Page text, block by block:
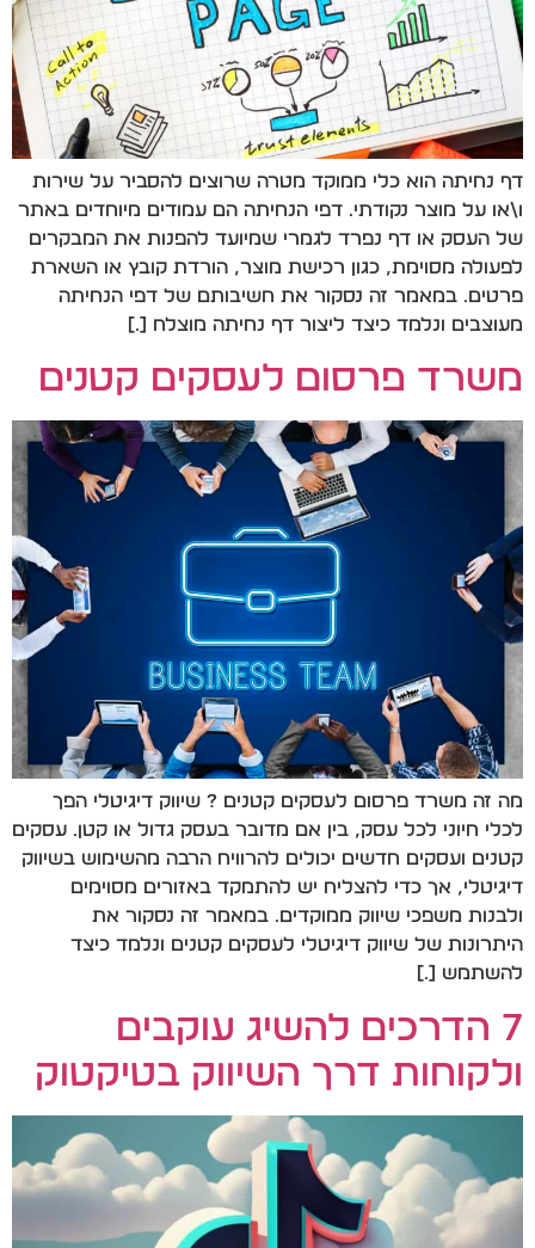
דף נחיתה הוא כלי ממוקד מטרה שרוצים להסביר על שירות
ו\או על מוצר נקודתי. דפי הנחיתה הם עמודים מיוחדים באתר
של העסק או דף נפרד לגמרי שמיועד להפנות את המבקרים
לפעולה מסוימת, כגון רכישת מוצר, הורדת קובץ או השארת
פרטים. במאמר זה נסקור את חשיבותם של דפי הנחיתה
מעוצבים ונלמד כיצד ליצור דף נחיתה מוצלח […]
משרד פרסום לעסקים קטנים
מה זה משרד פרסום לעסקים קטנים ? שיווק דיגיטלי הפך
לכלי חיוני לכל עסק, בין אם מדובר בעסק גדול או קטן. עסקים
קטנים ועסקים חדשים יכולים להרוויח הרבה מהשימוש בשיווק
דיגיטלי, אך כדי להצליח יש להתמקד באזורים מסוימים
ולבנות משפכי שיווק ממוקדים. במאמר זה נסקור את
היתרונות של שיווק דיגיטלי לעסקים קטנים ונלמד כיצד
להשתמש […]
7 הדרכים להשיג עוקבים
ולקוחות דרך השיווק בטיקטוק